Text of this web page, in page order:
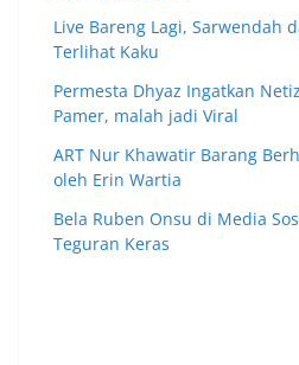
Live Bareng Lagi, Sarwendah
Terlihat Kaku
Permesta Dhyaz Ingatkan
Pamer, malah jadi Viral
ART Nur Khawatir Barang
oleh Erin Wartia
Bela Ruben Onsu di Media
Teguran Keras